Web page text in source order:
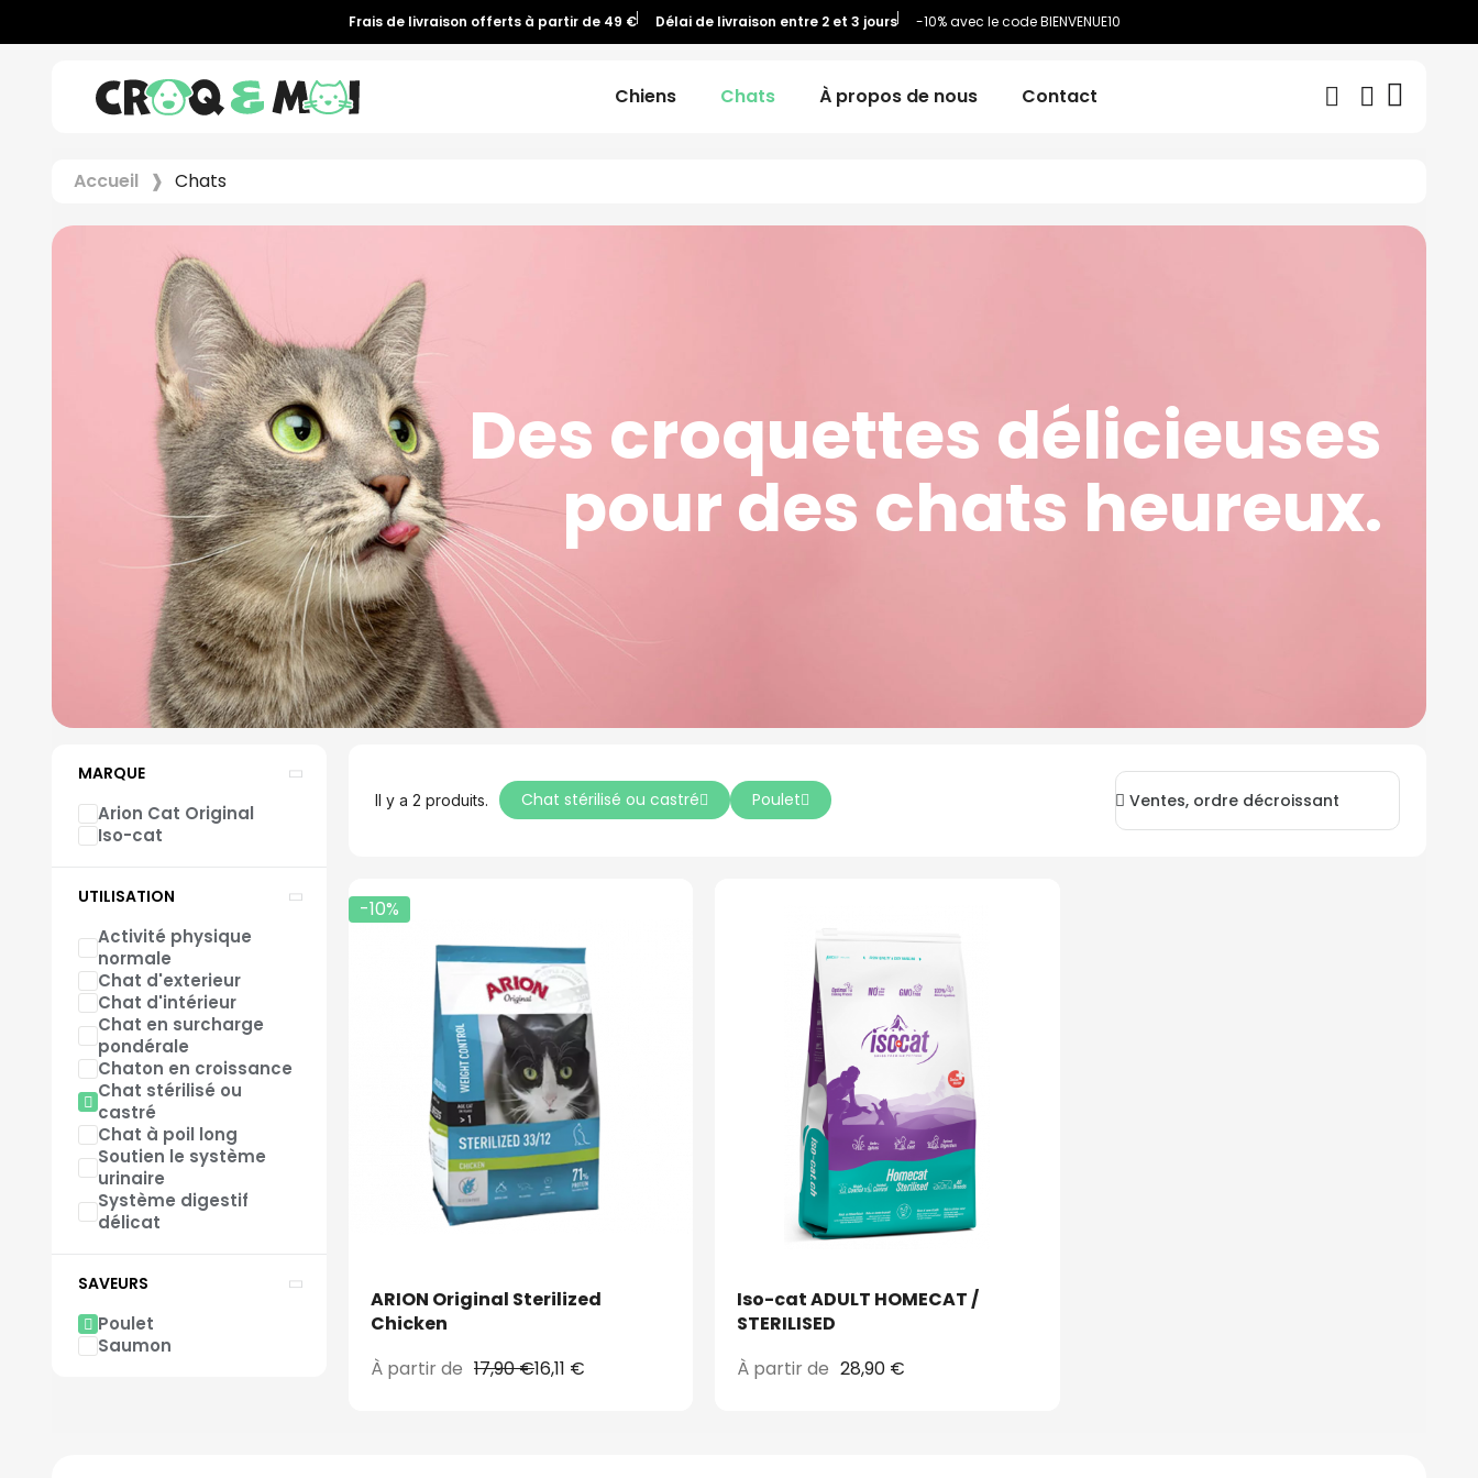
Frais de livraison offerts à partir de 49 € Délai de livraison entre 2 et 3 jours -10% avec le code BIENVENUE10
Chiens Chats À propos de nous Contact
Accueil Chats
Des croquettes délicieuses
pour des chats heureux.
MARQUE
Arion Cat Original
Iso-cat
UTILISATION
Activité physique
normale
Chat d'exterieur
Chat d'intérieur
Chat en surcharge
pondérale
Chaton en croissance
Chat stérilisé ou
castré
Chat à poil long
Soutien le système
urinaire
Système digestif
délicat
SAVEURS
Poulet
Saumon
Il y a 2 produits. Chat stérilisé ou castré Poulet
-10%
ARION Original Sterilized
Chicken
À partir de 17,90 €16,11 €
Iso-cat ADULT HOMECAT /
STERILISED
À partir de 28,90 €